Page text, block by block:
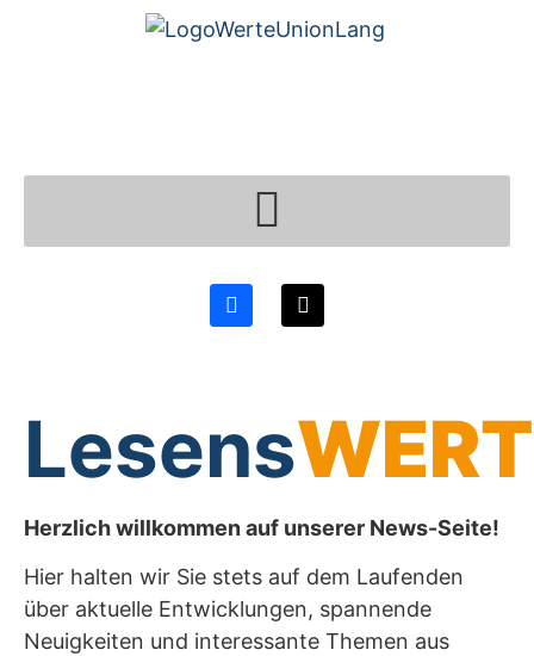
Lesens
Herzlich willkommen auf unserer News-Seite!
Hier halten wir Sie stets auf dem Laufenden
über aktuelle Entwicklungen, spannende
Neuigkeiten und interessante Themen aus